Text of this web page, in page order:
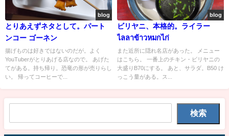
blog
とりあえずネタとして。パート
ンコー ゴーネン
揚げものは好きではないのだが。よく
YouTuberがとりあげる店なので。 あげた
てがある。持ち帰り。恐竜の形が売りらし
い。 帰ってコーヒーで...
blog
ビリヤニ、本格的。ライラー
ไลลาข้าวหมกไก่
また近所に隠れ名店があった。 メニュー
はこちら。 一番上のチキン・ビリヤニの
大盛りB70にする。 あと、サラダ。B50 け
っこう量がある。ス...
検索